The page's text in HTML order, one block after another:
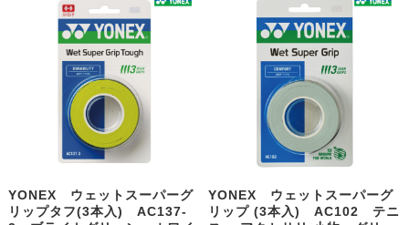
YONEX ウェットスーパーグ
リップタフ(3本入) AC137-
YONEX ウェットスーパーグ
リップ (3本入) AC102 テニ